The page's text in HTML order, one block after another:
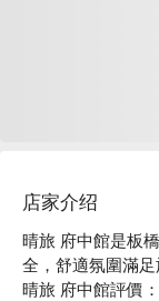
店家介绍
晴旅 府中館是板
全，舒適氛圍滿足
晴旅 府中館評價